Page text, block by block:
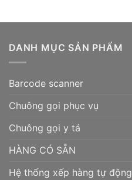
DANH MỤC SẢN PHẨM
Barcode scanner
Chuông gọi phục vụ
Chuông gọi y tá
HÀNG CÓ SẴN
Hệ thống xếp hàng tự động